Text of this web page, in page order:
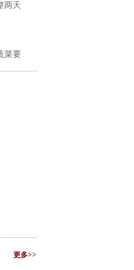
两天
菜要
更多>>